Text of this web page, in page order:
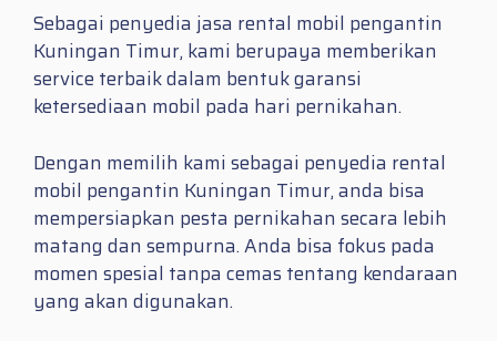
Sebagai penyedia jasa rental mobil pengantin
Kuningan Timur, kami berupaya memberikan
service terbaik dalam bentuk garansi
ketersediaan mobil pada hari pernikahan.
Dengan memilih kami sebagai penyedia rental
mobil pengantin Kuningan Timur, anda bisa
mempersiapkan pesta pernikahan secara lebih
matang dan sempurna. Anda bisa fokus pada
momen spesial tanpa cemas tentang kendaraan
yang akan digunakan.